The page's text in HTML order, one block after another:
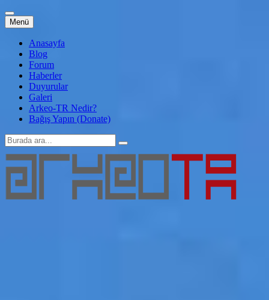
Menü İçeriğe
atla
Anasayfa
Blog
Forum
Haberler
Duyurular
Galeri
Arkeo-TR Nedir?
Bağış Yapın (Donate)
Arama: